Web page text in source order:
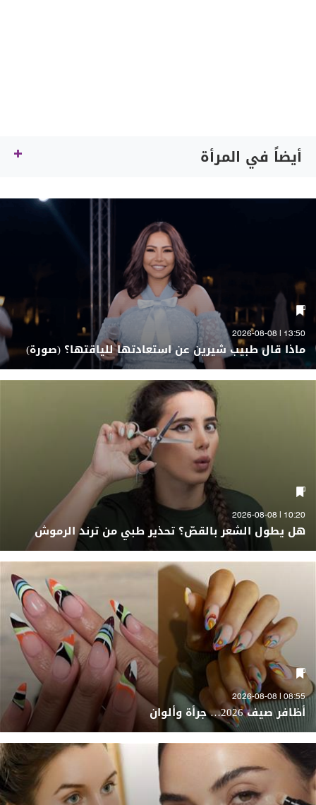
أيضاً في المرأة
13:50 | 2026-08-08
ماذا قال طبيب شيرين عن استعادتها للياقتها؟ (صورة)
10:20 | 2026-08-08
هل يطول الشعر بالقصّ؟ تحذير طبي من ترند الرموش
08:55 | 2026-08-08
أظافر صيف 2026… جرأة وألوان